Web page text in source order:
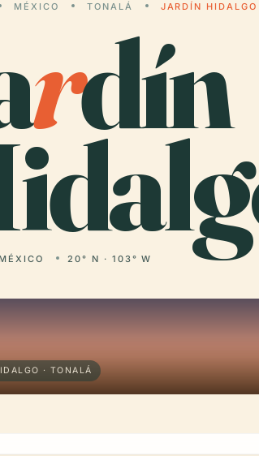
MÉXICO TONALÁ JARDÍN HIDALGO
rdín
MÉXICO 20° N · 103° W
· TONALÁ